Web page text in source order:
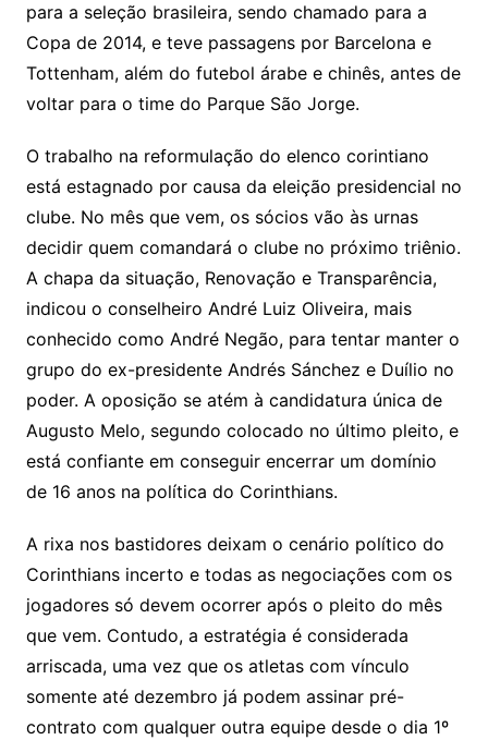
para a seleção brasileira, sendo chamado para a
Copa de 2014, e teve passagens por Barcelona e
Tottenham, além do futebol árabe e chinês, antes de
voltar para o time do Parque São Jorge.
O trabalho na reformulação do elenco corintiano
está estagnado por causa da eleição presidencial no
clube. No mês que vem, os sócios vão às urnas
decidir quem comandará o clube no próximo triênio.
A chapa da situação, Renovação e Transparência,
indicou o conselheiro André Luiz Oliveira, mais
conhecido como André Negão, para tentar manter o
grupo do ex-presidente Andrés Sánchez e Duílio no
poder. A oposição se atém à candidatura única de
Augusto Melo, segundo colocado no último pleito, e
está confiante em conseguir encerrar um domínio
de 16 anos na política do Corinthians.
A rixa nos bastidores deixam o cenário político do
Corinthians incerto e todas as negociações com os
jogadores só devem ocorrer após o pleito do mês
que vem. Contudo, a estratégia é considerada
arriscada, uma vez que os atletas com vínculo
somente até dezembro já podem assinar pré-
contrato com qualquer outra equipe desde o dia 1º